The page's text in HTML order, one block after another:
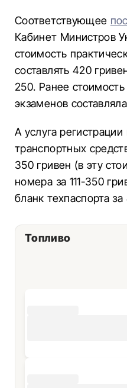
Соответствующее
Кабинет Министров
стоимость
составлять 420
250. Ранее
экзаменов
А услуга
транспортных
350 гривен (в эту
номера за 111-350
бланк техпаспорта
Топливо